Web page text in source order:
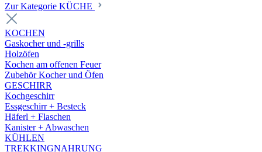
Zur Kategorie KÜCHE
KOCHEN
Gaskocher und -grills
Holzöfen
Kochen am offenen Feuer
Zubehör Kocher und Öfen
GESCHIRR
Kochgeschirr
Essgeschirr + Besteck
Häferl + Flaschen
Kanister + Abwaschen
KÜHLEN
TREKKINGNAHRUNG